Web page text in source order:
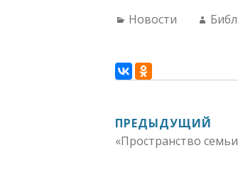
Categories:
Новости
ПО
ПРЕДЫДУЩИЙ
«Пространство